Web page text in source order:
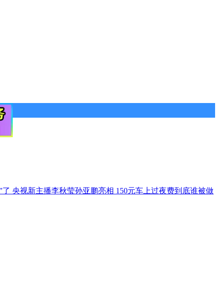
了 央视新主播李秋莹孙亚鹏亮相 150元车上过夜费到底谁被做